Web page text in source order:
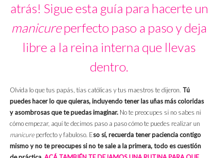
atrás! Sigue esta guía para hacerte un
manicureperfecto paso a paso y deja
libre a la reina interna que llevas
dentro.
Olvida lo que tus papás, tías católicas y tus maestros te dijeron. Tú
puedes hacer lo que quieras, incluyendo tener las uñas más coloridas
y asombrosas que te puedas imaginar. No te preocupes si no sabes ni
cómo empezar, aquí te decimos paso a paso cómo te puedes realizar un
manicure perfecto y fabuloso. Eso sí, recuerda tener paciencia contigo
mismo y no te preocupes si no te sale a la primera, todo es cuestión